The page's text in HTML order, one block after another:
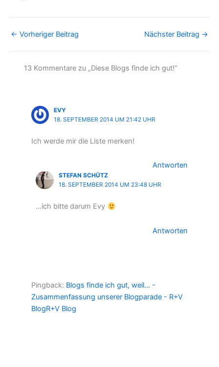
← Vorheriger Beitrag Nächster Beitrag →
13 Kommentare zu „Diese Blogs finde ich gut!“
EVY
18. SEPTEMBER 2014 UM 21:42 UHR
Ich werde mir die Liste merken!
Antworten
STEFAN SCHÜTZ
18. SEPTEMBER 2014 UM 23:48 UHR
…ich bitte darum Evy
Antworten
Pingback: Blogs finde ich gut, weil… -
Zusammenfassung unserer Blogparade - R+V
BlogR+V Blog